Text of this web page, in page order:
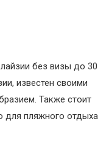
без визы до 30
известен своими
Также стоит
для пляжного отдыха